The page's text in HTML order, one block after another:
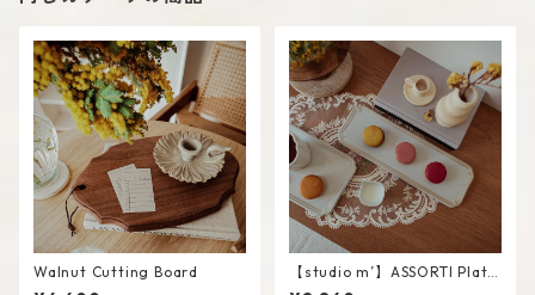
Walnut Cutting Board
【studio m’】ASSORTI Plate
/ L